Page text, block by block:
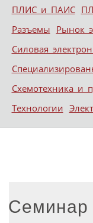
ПЛИС и ПАИС
Разъемы Рынок
Силовая
Схемотехника и
Технологии
Cеминар